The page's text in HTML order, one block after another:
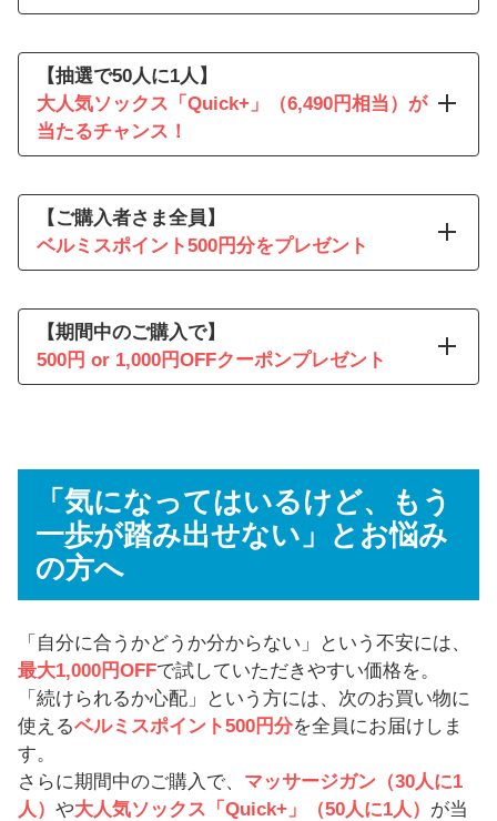
だか重い…。
おうちでゆっくりケアできたら
いいのに。
抽選で30人に1人
【抽選で50人に1人】
大人気ソックス「Quick+」（6,490円相当）が
当たるチャンス！
ン…。
レギンス以外のケアも気になり
ます。
抽選で50人に1人
6,490円相当の大人気ソッ
クス「Quick+」
【ご購入者さま全員】
ベルミスポイント500円分をプレゼント
めての買い物は少し不安。
まずは試してみたい、という気
持ちもあって…。
全員
ベルミスポイント
500円分
【期間中のご購入で】
500円 or 1,000円OFFクーポンプレゼント
でも、まとめ買いは少し勇気が
いります。
最大1,000円OFF
「気になってはいるけど、もう
一歩が踏み出せない」とお悩み
の方へ
「自分に合うかどうか分からない」という不安には、
最大1,000円OFFで試していただきやすい価格を。
「続けられるか心配」という方には、次のお買い物に
使えるベルミスポイント500円分を全員にお届けしま
す。
さらに期間中のご購入で、 マッサージガン（30人に1
人） や大人気ソックス「Quick+」（50人に1人） が当